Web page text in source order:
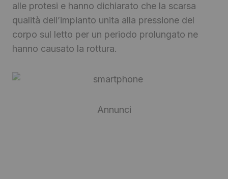
alle protesi e hanno dichiarato che la scarsa
qualità dell’impianto unita alla pressione del
corpo sul letto per un periodo prolungato ne
hanno causato la rottura.
Annunci